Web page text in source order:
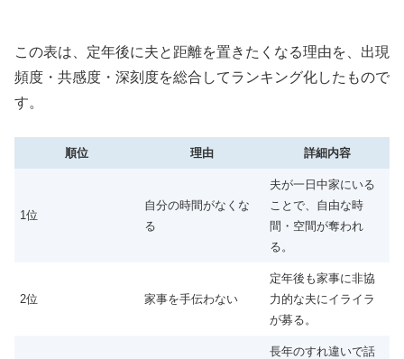
この表は、定年後に夫と距離を置きたくなる理由を、出現
頻度・共感度・深刻度を総合してランキング化したもので
す。
順位 理由 詳細内容
1位
自分の時間がなくな
る
夫が一日中家にいる
ことで、自由な時
間・空間が奪われ
る。
2位 家事を手伝わない
定年後も家事に非協
力的な夫にイライラ
が募る。
長年のすれ違いで話